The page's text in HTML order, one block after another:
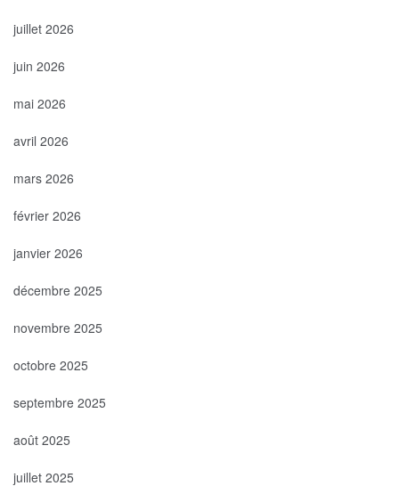
juillet 2026
juin 2026
mai 2026
avril 2026
mars 2026
février 2026
janvier 2026
décembre 2025
novembre 2025
octobre 2025
septembre 2025
août 2025
juillet 2025